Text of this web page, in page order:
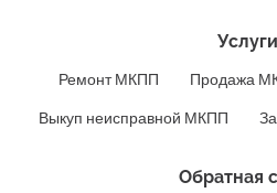
Услуги
Ремонт МКПП Продажа
Выкуп неисправной МКПП
Обратная